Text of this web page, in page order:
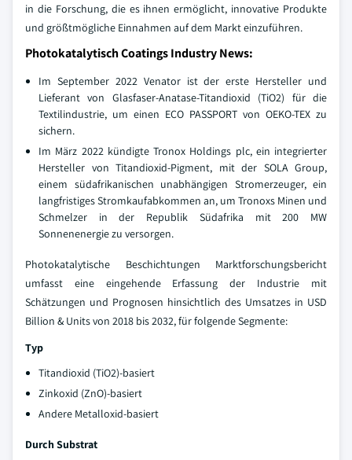
in die Forschung, die es ihnen ermöglicht, innovative Produkte
und größtmögliche Einnahmen auf dem Markt einzuführen.
Photokatalytisch Coatings Industry News:
Im September 2022 Venator ist der erste Hersteller und
Lieferant von Glasfaser-Anatase-Titandioxid (TiO2) für die
Textilindustrie, um einen ECO PASSPORT von OEKO-TEX zu
sichern.
Im März 2022 kündigte Tronox Holdings plc, ein integrierter
Hersteller von Titandioxid-Pigment, mit der SOLA Group,
einem südafrikanischen unabhängigen Stromerzeuger, ein
langfristiges Stromkaufabkommen an, um Tronoxs Minen und
Schmelzer in der Republik Südafrika mit 200 MW
Sonnenenergie zu versorgen.
Photokatalytische Beschichtungen Marktforschungsbericht
umfasst eine eingehende Erfassung der Industrie mit
Schätzungen und Prognosen hinsichtlich des Umsatzes in USD
Billion & Units von 2018 bis 2032, für folgende Segmente:
Typ
Titandioxid (TiO2)-basiert
Zinkoxid (ZnO)-basiert
Andere Metalloxid-basiert
Durch Substrat